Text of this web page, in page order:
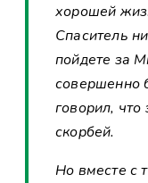
хорошей
Спаситель
пойдете за
совершенно
говорил, что
скорбей.
Но вместе с